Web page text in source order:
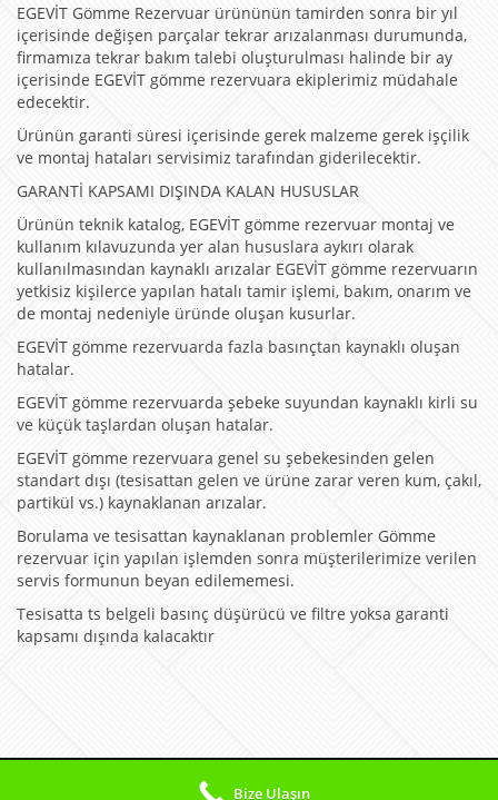
EGEVİT Gömme Rezervuar ürününün tamirden sonra bir yıl
içerisinde değişen parçalar tekrar arızalanması durumunda,
firmamıza tekrar bakım talebi oluşturulması halinde bir ay
içerisinde EGEVİT gömme rezervuara ekiplerimiz müdahale
edecektir.
Ürünün garanti süresi içerisinde gerek malzeme gerek işçilik
ve montaj hataları servisimiz tarafından giderilecektir.
GARANTİ KAPSAMI DIŞINDA KALAN HUSUSLAR
Ürünün teknik katalog, EGEVİT gömme rezervuar montaj ve
kullanım kılavuzunda yer alan hususlara aykırı olarak
kullanılmasından kaynaklı arızalar EGEVİT gömme rezervuarın
yetkisiz kişilerce yapılan hatalı tamir işlemi, bakım, onarım ve
de montaj nedeniyle üründe oluşan kusurlar.
EGEVİT gömme rezervuarda fazla basınçtan kaynaklı oluşan
hatalar.
EGEVİT gömme rezervuarda şebeke suyundan kaynaklı kirli su
ve küçük taşlardan oluşan hatalar.
EGEVİT gömme rezervuara genel su şebekesinden gelen
standart dışı (tesisattan gelen ve ürüne zarar veren kum, çakıl,
partikül vs.) kaynaklanan arızalar.
Borulama ve tesisattan kaynaklanan problemler Gömme
rezervuar için yapılan işlemden sonra müşterilerimize verilen
servis formunun beyan edilememesi.
Tesisatta ts belgeli basınç düşürücü ve filtre yoksa garanti
kapsamı dışında kalacaktır
© 2026 Gömme Rezervuar ServisimBize Ulaşın